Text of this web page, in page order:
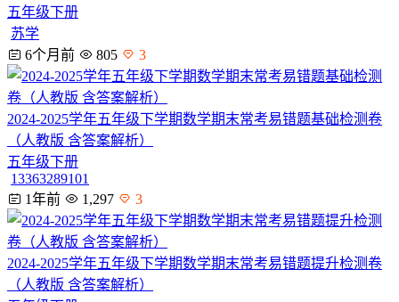
五年级下册
苏学
6个月前
805 3
2024-2025学年五年级下学期数学期末常考易错题基础检测卷
（人教版 含答案解析）
五年级下册
13363289101
1年前
1,297 3
2024-2025学年五年级下学期数学期末常考易错题提升检测卷
（人教版 含答案解析）